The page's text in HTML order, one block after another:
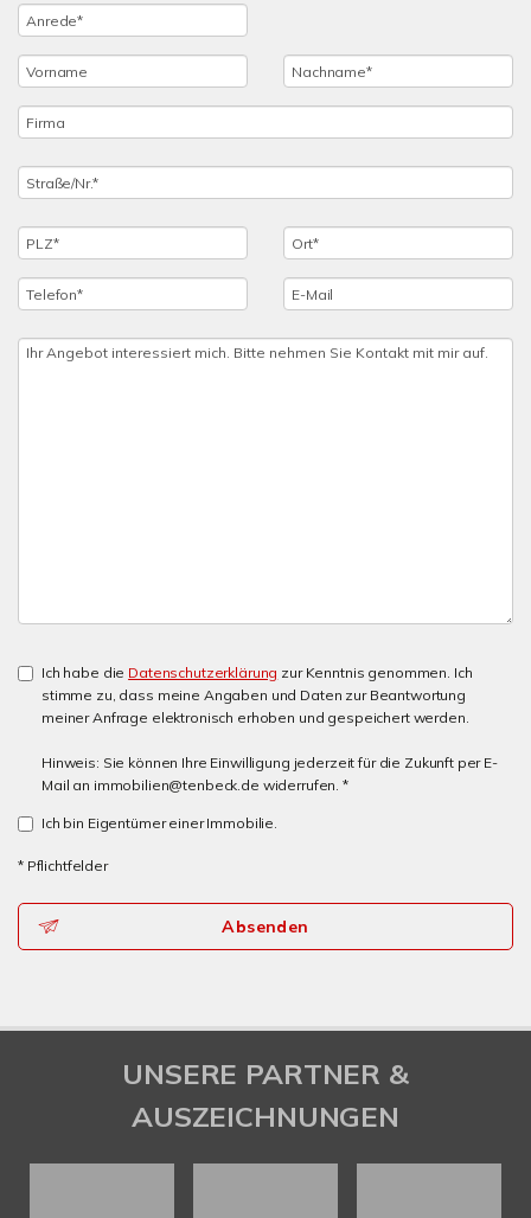
Ich habe die Datenschutzerklärung zur Kenntnis genommen. Ich
stimme zu, dass meine Angaben und Daten zur Beantwortung
meiner Anfrage elektronisch erhoben und gespeichert werden.
Hinweis: Sie können Ihre Einwilligung jederzeit für die Zukunft per E-
Mail an immobilien@tenbeck.de widerrufen. *
Ich bin Eigentümer einer Immobilie.
* Pflichtfelder
Absenden
UNSERE PARTNER &
AUSZEICHNUNGEN